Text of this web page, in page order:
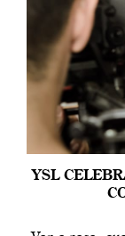
YSL